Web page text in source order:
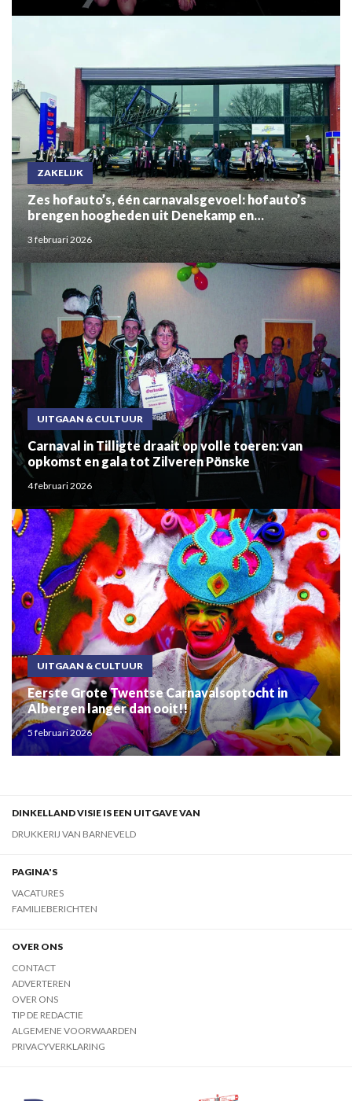
ZAKELIJK
Zes hofauto’s, één carnavalsgevoel: hofauto’s
brengen hoogheden uit Denekamp en
Ootmarsum samen
3 februari 2026
UITGAAN & CULTUUR
Carnaval in Tilligte draait op volle toeren: van
opkomst en gala tot Zilveren Pönske
4 februari 2026
UITGAAN & CULTUUR
Eerste Grote Twentse Carnavalsoptocht in
Albergen langer dan ooit!!
5 februari 2026
DINKELLAND VISIE IS EEN UITGAVE VAN
DRUKKERIJ VAN BARNEVELD
PAGINA'S
VACATURES
FAMILIEBERICHTEN
OVER ONS
CONTACT
ADVERTEREN
OVER ONS
TIP DE REDACTIE
ALGEMENE VOORWAARDEN
PRIVACYVERKLARING